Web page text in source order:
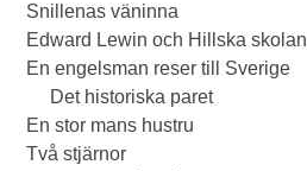
Snillenas väninna
Edward Lewin och Hillska skolan
En engelsman reser till Sverige
Det historiska paret
En stor mans hustru
Två stjärnor